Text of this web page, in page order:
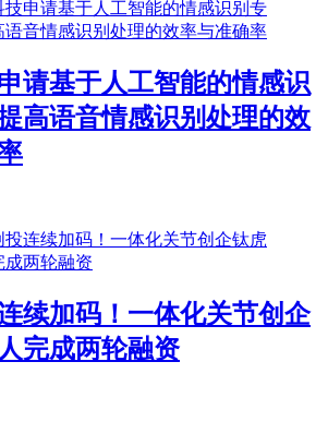
请基于人工智能的情感识
高语音情感识别处理的效
续加码！一体化关节创企
完成两轮融资